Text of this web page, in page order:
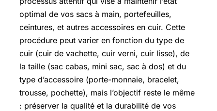
optimal de vos sacs à main, portefeuilles,
ceintures, et autres accessoires en cuir. Cette
procédure peut varier en fonction du type de
cuir (cuir de vachette, cuir verni, cuir lisse), de
la taille (sac cabas, mini sac, sac à dos) et du
type d’accessoire (porte-monnaie, bracelet,
trousse, pochette), mais l’objectif reste le même
: préserver la qualité et la durabilité de vos